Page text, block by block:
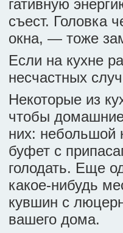
гативную
съест. Головка
окна, — тоже
Если на кухне
несчастных
Некоторые из
чтобы
них: небольшой
буфет с
голодать. Еще
какое-нибудь
кувшин с
вашего дома.